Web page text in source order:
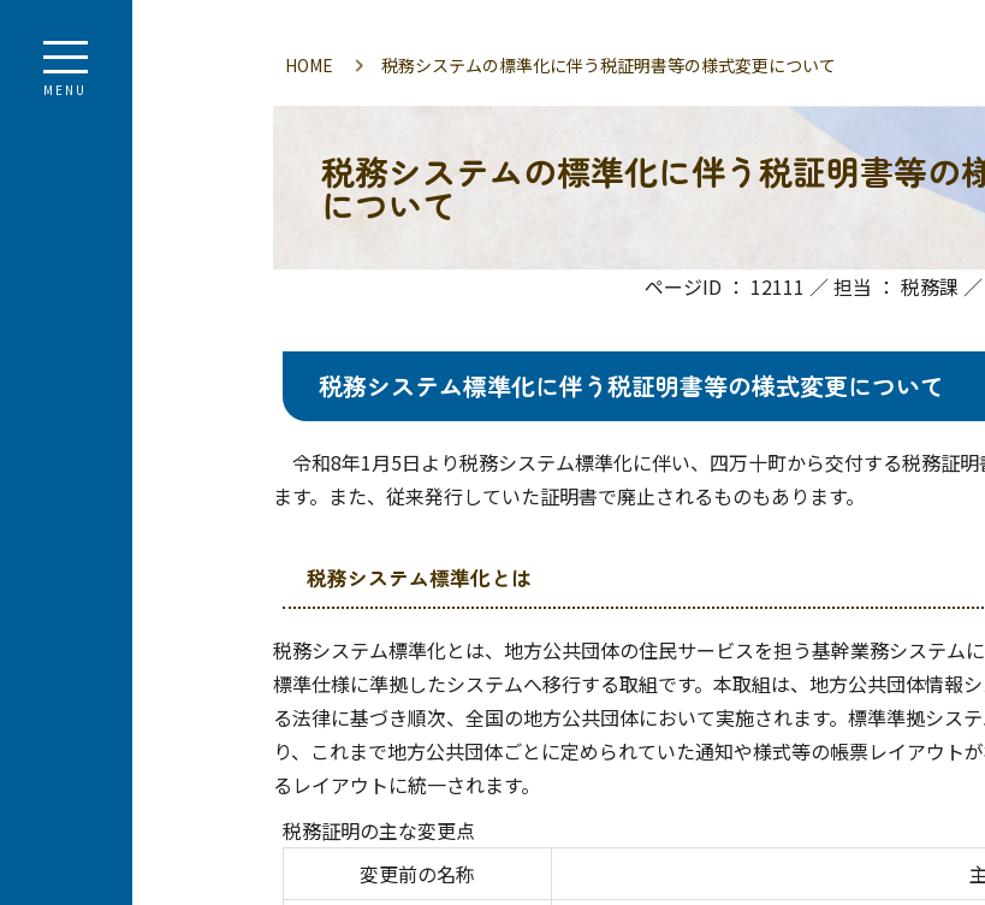
MENU
HOME 税務システムの標準化に伴う税証明書等の様式変更について
税務システムの標準化に伴う税証明書等の
について
ページID ： 12111 ／ 担当 ： 税務課
税務システム標準化に伴う税証明書等の様式変更について
令和8年1月5日より税務システム標準化に伴い、四万十町から交付する税務証明
ます。また、従来発行していた証明書で廃止されるものもあります。
税務システム標準化とは
税務システム標準化とは、地方公共団体の住民サービスを担う基幹業務システム
標準仕様に準拠したシステムへ移行する取組です。本取組は、地方公共団体情報
る法律に基づき順次、全国の地方公共団体において実施されます。標準準拠シス
り、これまで地方公共団体ごとに定められていた通知や様式等の帳票レイアウト
るレイアウトに統一されます。
税務証明の主な変更点
変更前の名称